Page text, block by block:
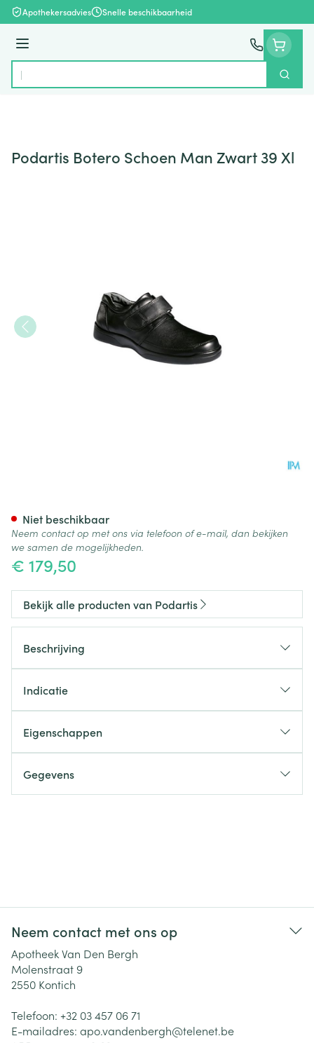
Ga naar de inhoud
Apothekersadvies Snelle beschikbaarheid
Menu
Product, merk, categorie...
Zoek
Podartis Botero Schoen Man Zwart 39 Xl
€ 179,50
Niet beschikbaar
Neem contact op met ons via telefoon of e-mail, dan bekijken
we samen de mogelijkheden.
Bekijk alle producten van Podartis
Beschrijving
Indicatie
Eigenschappen
Gegevens
Neem contact met ons op
Apotheek Van Den Bergh
Molenstraat 9
2550 Kontich
Telefoon: +32 03 457 06 71
E-mailadres: apo.vandenbergh@telenet.be